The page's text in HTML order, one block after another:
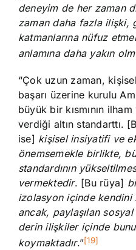
deneyim de her zaman
zaman daha fazla ilişki,
katmanlarına nüfuz
anlamına daha yakın
“Çok uzun zaman,
başarı üzerine kurulu
büyük bir kısmının
verdiği altın standarttı.
ise] kişisel insiyatifi ve
önemsemekle birlikte,
standardının
vermektedir. [Bu rüya]
izolasyon içinde kendini
ancak, paylaşılan
derin ilişkiler içinde
koymaktadır.”[19]